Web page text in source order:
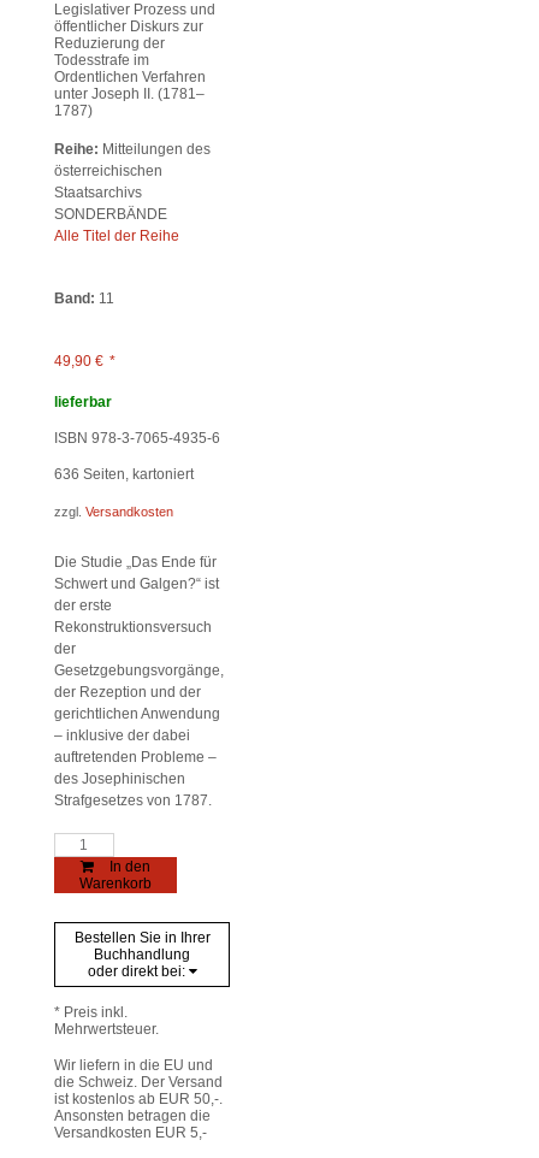
Legislativer Prozess und
öffentlicher Diskurs zur
Reduzierung der
Todesstrafe im
Ordentlichen Verfahren
unter Joseph II. (1781–
1787)
Reihe: Mitteilungen des
österreichischen
Staatsarchivs
SONDERBÄNDE
Alle Titel der Reihe
Band: 11
49,90 € *
lieferbar
ISBN 978-3-7065-4935-6
636 Seiten, kartoniert
zzgl. Versandkosten
Die Studie „Das Ende für
Schwert und Galgen?“ ist
der erste
Rekonstruktionsversuch
der
Gesetzgebungsvorgänge,
der Rezeption und der
gerichtlichen Anwendung
– inklusive der dabei
auftretenden Probleme –
des Josephinischen
Strafgesetzes von 1787.
Das
Ende
Schwert
Galgen?
Menge
In den
Warenkorb
Bestellen Sie in Ihrer
Buchhandlung
oder direkt bei:
* Preis inkl.
Mehrwertsteuer.
Wir liefern in die EU und
die Schweiz. Der Versand
ist kostenlos ab EUR 50,-.
Ansonsten betragen die
Versandkosten EUR 5,-